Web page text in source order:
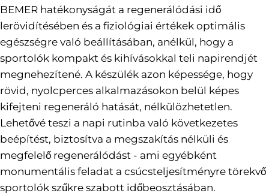
BEMER hatékonyságát a regenerálódási idő
lerövidítésében és a fiziológiai értékek optimális
egészségre való beállításában, anélkül, hogy a
sportolók kompakt és kihívásokkal teli napirendjét
megnehezítené. A készülék azon képessége, hogy
rövid, nyolcperces alkalmazásokon belül képes
kifejteni regeneráló hatását, nélkülözhetetlen.
Lehetővé teszi a napi rutinba való következetes
beépítést, biztosítva a megszakítás nélküli és
megfelelő regenerálódást - ami egyébként
monumentális feladat a csúcsteljesítményre törekvő
sportolók szűkre szabott időbeosztásában.